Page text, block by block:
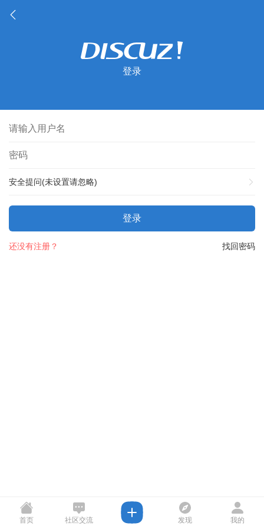
登录
安全提问(未设置请忽略)
登录
找回密码
还没有注册？
首页 社区交流 发现 我的